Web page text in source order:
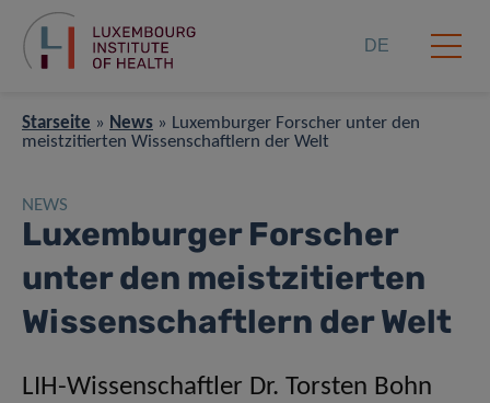
DE
Starseite » News » Luxemburger Forscher unter den
meistzitierten Wissenschaftlern der Welt
NEWS
Luxemburger Forscher
unter den meistzitierten
Wissenschaftlern der Welt
LIH-Wissenschaftler Dr. Torsten Bohn